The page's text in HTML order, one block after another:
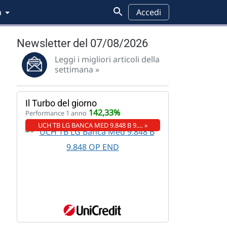
Accedi
Newsletter del 07/08/2026
Leggi i migliori articoli della
settimana »
Il Turbo del giorno
Performance 1 anno 142,33%
UCH TB LG BANCA MED 9.848 B 9.… »